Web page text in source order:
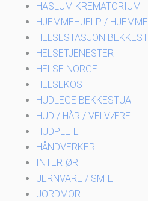
HASLUM KREMATORIUM
HJEMMEHJELP /
HELSESTASJON
HELSETJENESTER
HELSE NORGE
HELSEKOST
HUDLEGE BEKKESTUA
HUD / HÅR / VELVÆRE
HUDPLEIE
HÅNDVERKER
INTERIØR
JERNVARE / SMIE
JORDMOR